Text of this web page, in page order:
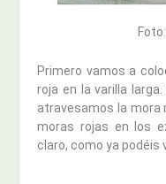
Foto:
Primero vamos a
roja en la varilla
atravesamos la mora
moras rojas en los
claro, como ya podéis